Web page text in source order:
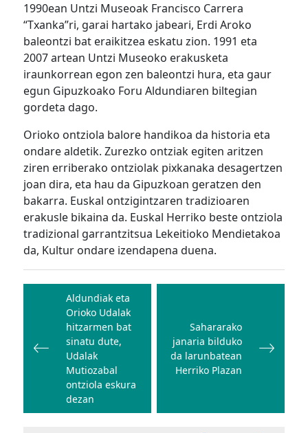
1990ean Untzi Museoak Francisco Carrera
“Txanka”ri, garai hartako jabeari, Erdi Aroko
baleontzi bat eraikitzea eskatu zion. 1991 eta
2007 artean Untzi Museoko erakusketa
iraunkorrean egon zen baleontzi hura, eta gaur
egun Gipuzkoako Foru Aldundiaren biltegian
gordeta dago.
Orioko ontziola balore handikoa da historia eta
ondare aldetik. Zurezko ontziak egiten aritzen
ziren erriberako ontziolak pixkanaka desagertzen
joan dira, eta hau da Gipuzkoan geratzen den
bakarra. Euskal ontzigintzaren tradizioaren
erakusle bikaina da. Euskal Herriko beste ontziola
tradizional garrantzitsua Lekeitioko Mendietakoa
da, Kultur ondare izendapena duena.
Bidalketetan
zehar
nabigatu
Aldundiak eta
Orioko Udalak
hitzarmen bat
sinatu dute,
Udalak
Mutiozabal
ontziola eskura
dezan
Sahararako
janaria bilduko
da larunbatean
Herriko Plazan